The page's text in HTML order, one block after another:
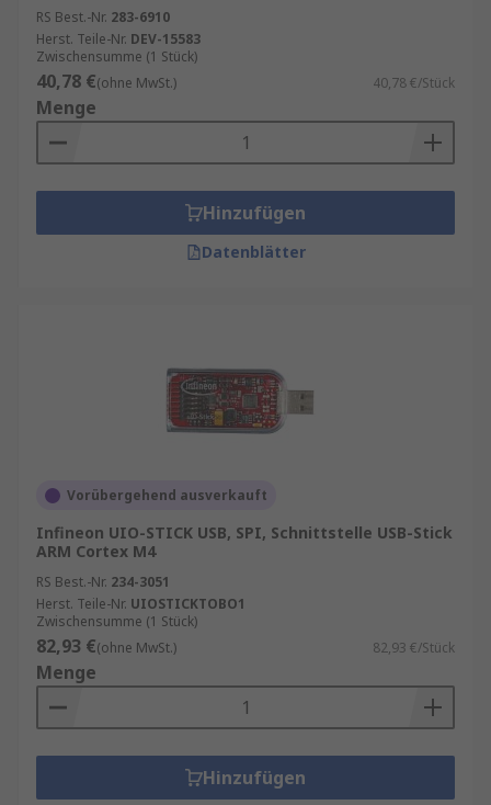
RS Best.-Nr. 283-6910
Herst. Teile-Nr. DEV-15583
Zwischensumme (1 Stück)
40,78 €(ohne MwSt.) 40,78 €/Stück
Menge
Hinzufügen
Datenblätter
Vorübergehend ausverkauft
Infineon UIO-STICK USB, SPI, Schnittstelle USB-Stick
ARM Cortex M4
RS Best.-Nr. 234-3051
Herst. Teile-Nr. UIOSTICKTOBO1
Zwischensumme (1 Stück)
82,93 €(ohne MwSt.) 82,93 €/Stück
Menge
Hinzufügen